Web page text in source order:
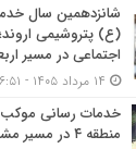
شانزدهمین سال
(ع) پتروشیمی
اجتماعی در مسیر
خدمات رسانی موکب
منطقه ۴ در مسیر مشایه